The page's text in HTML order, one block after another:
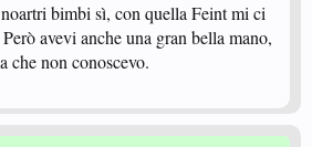
bimbi sì, con quella Feint mi ci
avevi anche una gran bella mano,
che non conoscevo.